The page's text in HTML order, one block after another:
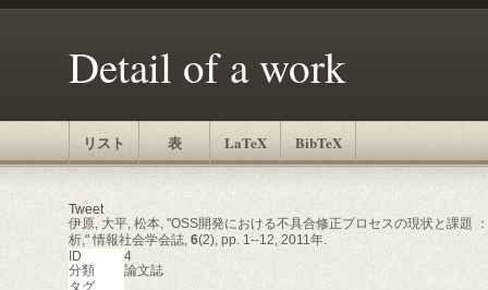
Detail of a work
リスト 表 LaTeX BibTeX
Tweet
伊原, 大平, 松本, "OSS開発における不具合修正プロセスの現状と課題
析," 情報社会学会誌, 6(2), pp. 1--12, 2011年.
ID
4
分類
論文誌
タグ